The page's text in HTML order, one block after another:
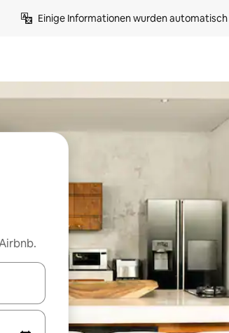
Einige Informationen wurden
den Pfeiltasten nach oben und unten oder